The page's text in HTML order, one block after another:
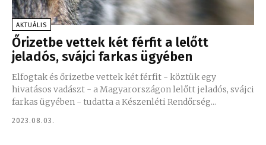
AKTUÁLIS
​Őrizetbe vettek két férfit a lelőtt
jeladós, svájci farkas ügyében
Elfogtak és őrizetbe vettek két férfit - köztük egy
hivatásos vadászt - a Magyarországon lelőtt jeladós, svájci
farkas ügyében - tudatta a Készenléti Rendőrség...
2023.08.03.